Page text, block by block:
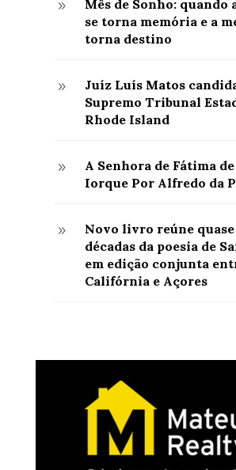
9
Mês de Sonho: quando
se torna memória e a
torna destino
9
Juíz Luís Matos
Supremo Tribunal
Rhode Island
9
A Senhora de Fátima
Iorque Por Alfredo da
9
Novo livro reúne quase
décadas da poesia de
em edição conjunta
Califórnia e Açores